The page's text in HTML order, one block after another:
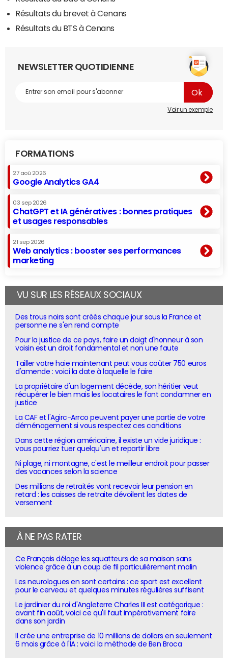
Résultats du brevet à Cenans
Résultats du BTS à Cenans
NEWSLETTER QUOTIDIENNE
Voir un exemple
FORMATIONS
27 aoû 2026
Google Analytics GA4
03 sep 2026
ChatGPT et IA génératives : bonnes pratiques
et usages responsables
21 sep 2026
Web analytics : booster ses performances
marketing
VU SUR LES RÉSEAUX SOCIAUX
Des trous noirs sont créés chaque jour sous la France et
personne ne s'en rend compte
Pour la justice de ce pays, faire un doigt d'honneur à son
voisin est un droit fondamental et non une faute
Tailler votre haie maintenant peut vous coûter 750 euros
d'amende : voici la date à laquelle le faire
La propriétaire d'un logement décède, son héritier veut
récupérer le bien mais les locataires le font condamner en
justice
La CAF et l'Agirc-Arrco peuvent payer une partie de votre
déménagement si vous respectez ces conditions
Dans cette région américaine, il existe un vide juridique :
vous pourriez tuer quelqu'un et repartir libre
Ni plage, ni montagne, c'est le meilleur endroit pour passer
des vacances selon la science
Des millions de retraités vont recevoir leur pension en
retard : les caisses de retraite dévoilent les dates de
versement
À NE PAS RATER
Ce Français déloge les squatteurs de sa maison sans
violence grâce à un coup de fil particulièrement malin
Les neurologues en sont certains : ce sport est excellent
pour le cerveau et quelques minutes régulières suffisent
Le jardinier du roi d'Angleterre Charles III est catégorique :
avant fin août, voici ce qu'il faut impérativement faire
dans son jardin
Il crée une entreprise de 10 millions de dollars en seulement
6 mois grâce à l'IA : voici la méthode de Ben Broca